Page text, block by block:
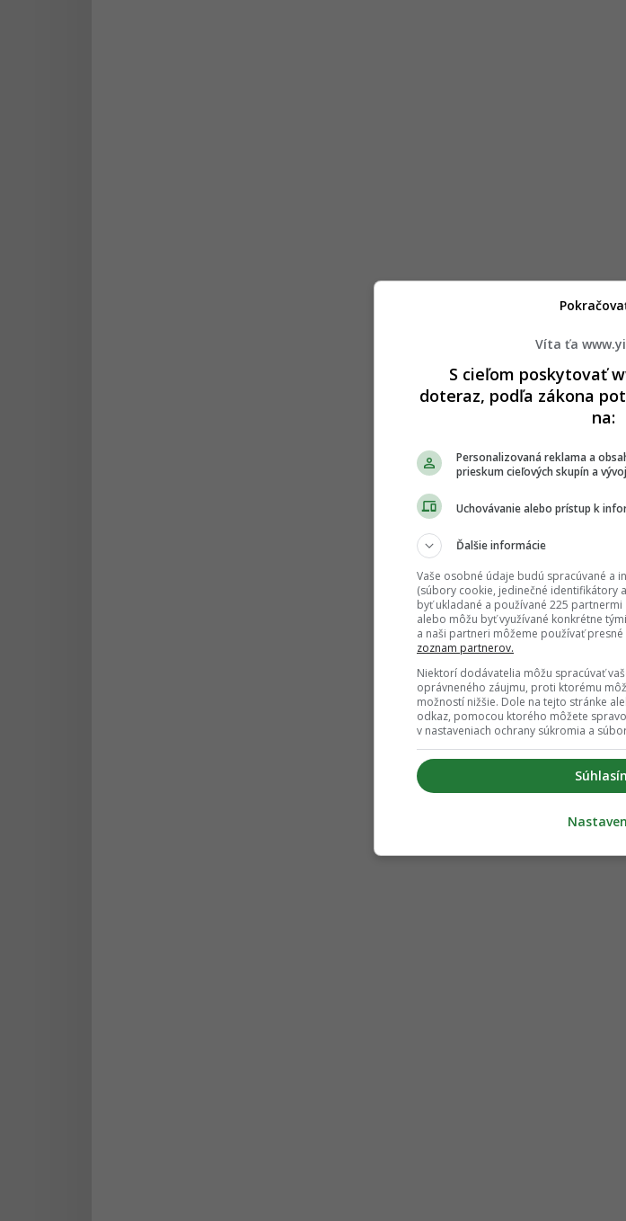
Víta ťa
S cieľom poskytovať
doteraz, podľa zákona
na:
Personalizovaná reklama a
prieskum cieľových skupín a
Uchovávanie alebo prístup k
Ďalšie informácie
Vaše osobné údaje budú spracúvané a
(súbory cookie, jedinečné identifikátory
byť ukladané a používané 225
alebo môžu byť využívané konkrétne
a naši partneri môžeme používať
zoznam partnerov.
Niektorí dodávatelia môžu spracúvať
oprávneného záujmu, proti ktorému
možností nižšie. Dole na tejto stránke
odkaz, pomocou ktorého môžete
v nastaveniach ochrany súkromia a